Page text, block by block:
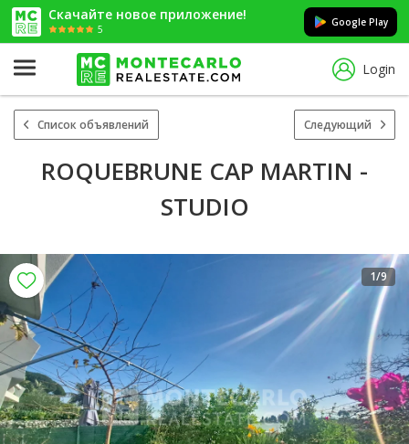
Скачайте новое приложение!
5
Google Play
Login
Список объявлений Следующий
ROQUEBRUNE CAP MARTIN -
STUDIO
1/9